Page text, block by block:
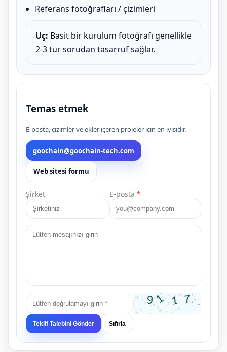
Referans fotoğrafları / çizimleri
Uç: Basit bir kurulum fotoğrafı genellikle
2-3 tur sorudan tasarruf sağlar.
Temas etmek
E-posta, çizimler ve ekler içeren projeler için en iyisidir.
goochain@goochain-tech.com
Web sitesi formu
Şirket E-posta *
Teklif Talebini Gönder Sıfırla